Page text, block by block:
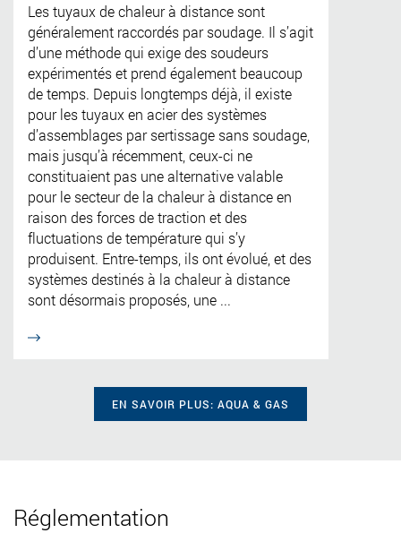
Les tuyaux de chaleur à distance sont
généralement raccordés par soudage. Il s’agit
d’une méthode qui exige des soudeurs
expérimentés et prend également beaucoup
de temps. Depuis longtemps déjà, il existe
pour les tuyaux en acier des systèmes
d’assemblages par sertissage sans soudage,
mais jusqu’à récemment, ceux-ci ne
constituaient pas une alternative valable
pour le secteur de la chaleur à distance en
raison des forces de traction et des
fluctuations de température qui s’y
produisent. Entre-temps, ils ont évolué, et des
systèmes destinés à la chaleur à distance
sont désormais proposés, une ...
EN SAVOIR PLUS: AQUA & GAS
Réglementation